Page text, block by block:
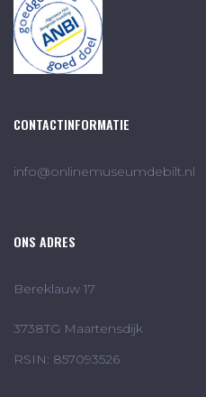
CONTACTINFORMATIE
info@onlinemuseumdebilt.nl
ONS ADRES
Bereklauw 17
3738TG Maartensdijk
RSIN: 857093526